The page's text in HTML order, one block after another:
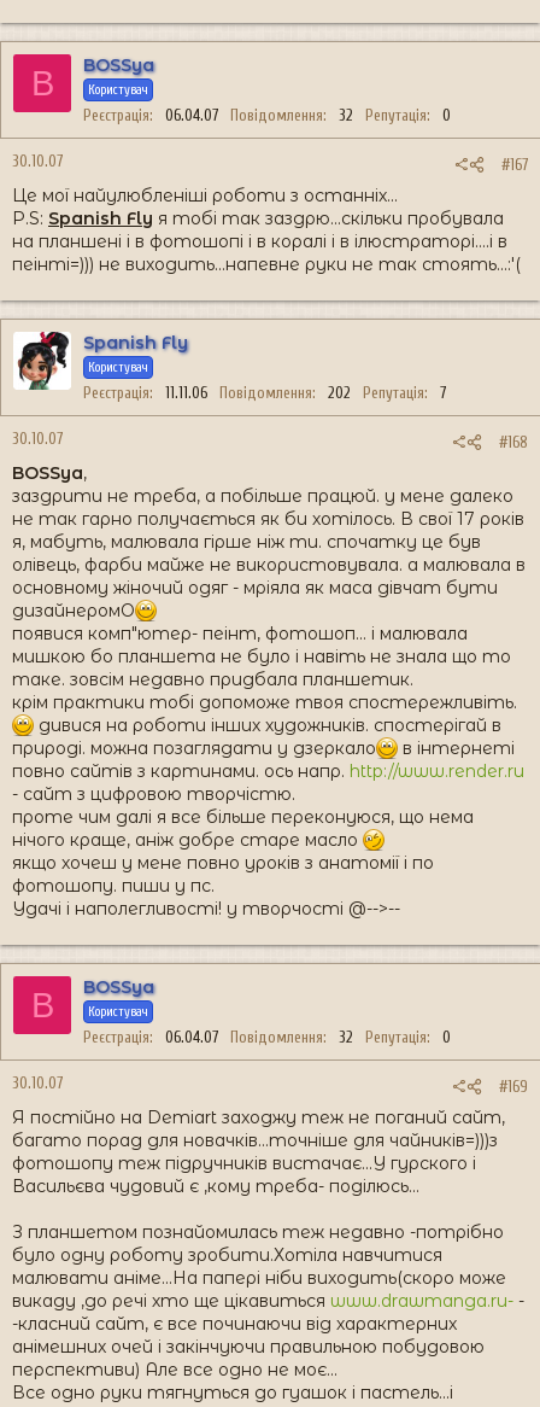
B BOSSya
Користувач
Реєстрація 06.04.07 Повідомлення 32 Репутація 0
30.10.07 #167
Це мої найулюбленіші роботи з останніх...
P.S: Spanish Fly я тобі так заздрю...скільки пробувала
на планшені і в фотошопі і в коралі і в ілюстраторі....і в
пеінті=))) не виходить...напевне руки не так стоять...:'(
Spanish Fly
Користувач
Реєстрація 11.11.06 Повідомлення 202 Репутація 7
30.10.07 #168
BOSSya,
заздрити не треба, а побільше працюй. у мене далеко
не так гарно получається як би хотілось. В свої 17 років
я, мабуть, малювала гірше ніж ти. спочатку це був
олівець, фарби майже не використовувала. а малювала в
основному жіночий одяг - мріяла як маса дівчат бути
дизайнеромO
появися комп"ютер- пеінт, фотошоп... і малювала
мишкою бо планшета не було і навіть не знала що то
таке. зовсім недавно придбала планшетик.
крім практики тобі допоможе твоя спостережливіть.
дивися на роботи інших художників. спостерігай в
природі. можна позаглядати у дзеркало
в інтернеті
повно сайтів з картинами. ось напр. http://www.render.ru
- сайт з цифровою творчістю.
проте чим далі я все більше переконуюся, що нема
нічого краще, аніж добре старе масло
якщо хочеш у мене повно уроків з анатомії і по
фотошопу. пиши у пс.
Удачі і наполегливості! у творчості @-->--
B BOSSya
Користувач
Реєстрація 06.04.07 Повідомлення 32 Репутація 0
30.10.07 #169
Я постійно на Demiart заходжу теж не поганий сайт,
багато порад для новачків...точніше для чайників=)))з
фотошопу теж підручників вистачає...У гурского і
Васильєва чудовий є ,кому треба- поділюсь...
З планшетом познайомилась теж недавно -потрібно
було одну роботу зробити.Хотіла навчитися
малювати аніме...На папері ніби виходить(скоро може
викаду ,до речі хто ще цікавиться www.drawmanga.ru- -
-класний сайт, є все починаючи від характерних
анімешних очей і закінчуючи правильною побудовою
перспективи) Але все одно не моє...
Все одно руки тягнуться до гуашок і пастель...і